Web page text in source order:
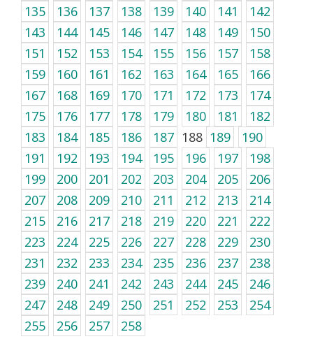
135
136 137 138 139 140 141
142
143
144 145 146 147 148 149
150
151
152 153 154 155 156 157
158
159
160 161 162 163 164 165
166
167
168 169 170 171 172 173
174
175
176 177 178 179 180 181
182
183
184 185 186 187 188 189
190
191
192 193 194 195 196 197
198
199
200 201 202 203 204 205
206
207
208 209 210 211 212 213
214
215
216 217 218 219 220 221
222
223
224 225 226 227 228 229
230
231
232 233 234 235 236 237
238
239
240 241 242 243 244 245
246
247
248 249 250 251 252 253
254
255
256 257 258